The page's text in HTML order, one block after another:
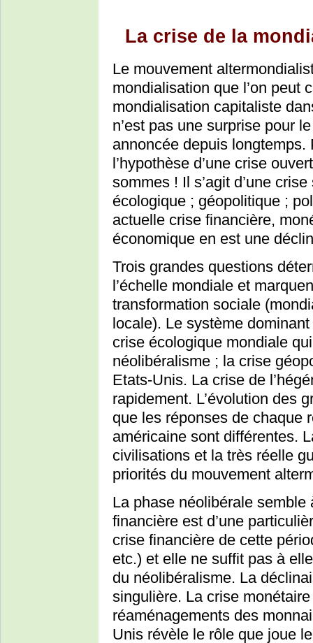
La crise de la
Le mouvement
mondialisation que l’on peut
mondialisation capitaliste
n’est pas une surprise pour
annoncée depuis
l’hypothèse d’une crise
sommes ! Il s’agit d’une
écologique ; géopolitique ;
actuelle crise financière,
économique en est une
Trois grandes questions
l’échelle mondiale et
transformation sociale
locale). Le système
crise écologique mondiale
néolibéralisme ; la crise
Etats-Unis. La crise de
rapidement. L’évolution des
que les réponses de chaque
américaine sont différentes.
civilisations et la très réelle
priorités du mouvement
La phase néolibérale
financière est d’une
crise financière de cette
etc.) et elle ne suffit pas à
du néolibéralisme. La
singulière. La crise
réaménagements des
Unis révèle le rôle que joue